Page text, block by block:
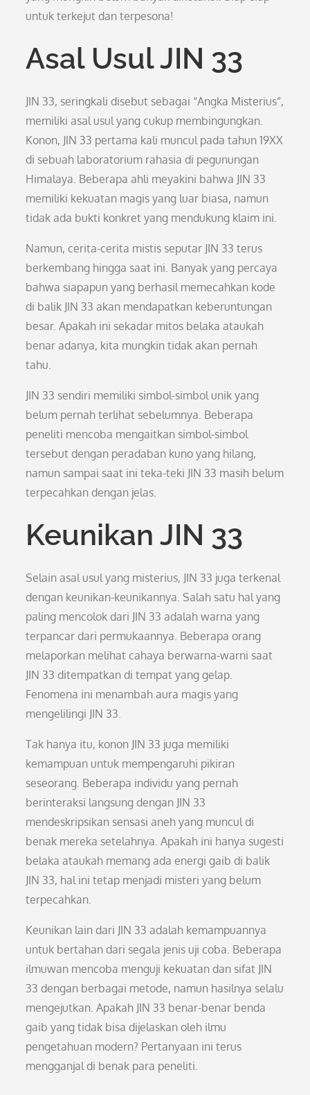
untuk terkejut dan terpesona!
Asal Usul JIN 33
JIN 33, seringkali disebut sebagai “Angka Misterius”,
memiliki asal usul yang cukup membingungkan.
Konon, JIN 33 pertama kali muncul pada tahun 19XX
di sebuah laboratorium rahasia di pegunungan
Himalaya. Beberapa ahli meyakini bahwa JIN 33
memiliki kekuatan magis yang luar biasa, namun
tidak ada bukti konkret yang mendukung klaim ini.
Namun, cerita-cerita mistis seputar JIN 33 terus
berkembang hingga saat ini. Banyak yang percaya
bahwa siapapun yang berhasil memecahkan kode
di balik JIN 33 akan mendapatkan keberuntungan
besar. Apakah ini sekadar mitos belaka ataukah
benar adanya, kita mungkin tidak akan pernah
tahu.
JIN 33 sendiri memiliki simbol-simbol unik yang
belum pernah terlihat sebelumnya. Beberapa
peneliti mencoba mengaitkan simbol-simbol
tersebut dengan peradaban kuno yang hilang,
namun sampai saat ini teka-teki JIN 33 masih belum
terpecahkan dengan jelas.
Keunikan JIN 33
Selain asal usul yang misterius, JIN 33 juga terkenal
dengan keunikan-keunikannya. Salah satu hal yang
paling mencolok dari JIN 33 adalah warna yang
terpancar dari permukaannya. Beberapa orang
melaporkan melihat cahaya berwarna-warni saat
JIN 33 ditempatkan di tempat yang gelap.
Fenomena ini menambah aura magis yang
mengelilingi JIN 33.
Tak hanya itu, konon JIN 33 juga memiliki
kemampuan untuk mempengaruhi pikiran
seseorang. Beberapa individu yang pernah
berinteraksi langsung dengan JIN 33
mendeskripsikan sensasi aneh yang muncul di
benak mereka setelahnya. Apakah ini hanya sugesti
belaka ataukah memang ada energi gaib di balik
JIN 33, hal ini tetap menjadi misteri yang belum
terpecahkan.
Keunikan lain dari JIN 33 adalah kemampuannya
untuk bertahan dari segala jenis uji coba. Beberapa
ilmuwan mencoba menguji kekuatan dan sifat JIN
33 dengan berbagai metode, namun hasilnya selalu
mengejutkan. Apakah JIN 33 benar-benar benda
gaib yang tidak bisa dijelaskan oleh ilmu
pengetahuan modern? Pertanyaan ini terus
mengganjal di benak para peneliti.